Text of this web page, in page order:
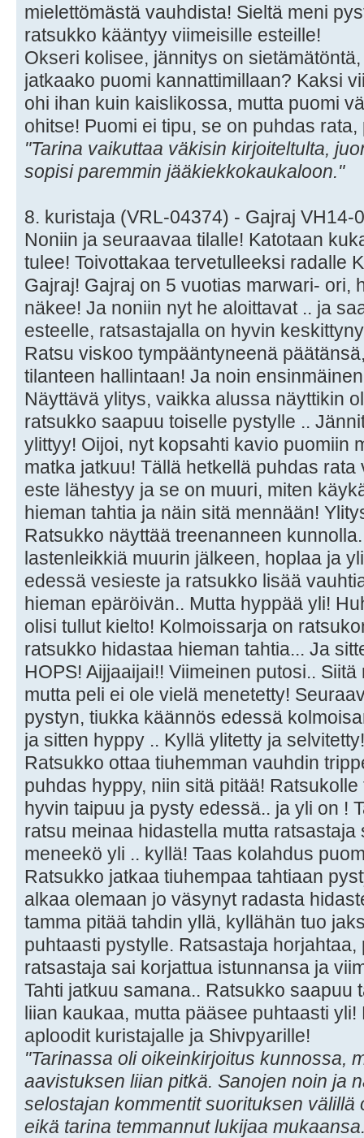
mielettömästä vauhdista! Sieltä meni
ratsukko kääntyy viimeisille esteille!
Okseri kolisee, jännitys on
jatkaako puomi kannattimillaan? Kaksi
ohi ihan kuin kaislikossa, mutta puomi
ohitse! Puomi ei tipu, se on puhdas
"Tarina vaikuttaa väkisin kirjoiteltulta,
sopisi paremmin jääkiekkokaukaloon."
8. kuristaja (VRL-04374) - Gajraj VH14-
Noniin ja seuraavaa tilalle! Katotaan
tulee! Toivottakaa tervetulleeksi radalle
Gajraj! Gajraj on 5 vuotias marwari- ori,
näkee! Ja noniin nyt he aloittavat .. ja
esteelle, ratsastajalla on hyvin
Ratsu viskoo tympääntyneenä
tilanteen hallintaan! Ja noin
Näyttävä ylitys, vaikka alussa näyttikin
ratsukko saapuu toiselle pystylle ..
ylittyy! Oijoi, nyt kopsahti kavio puomiin
matka jatkuu! Tällä hetkellä puhdas
este lähestyy ja se on muuri, miten
hieman tahtia ja näin sitä mennään!
Ratsukko näyttää treenanneen
lastenleikkiä muurin jälkeen, hoplaa ja
edessä vesieste ja ratsukko lisää
hieman epäröivän.. Mutta hyppää yli!
olisi tullut kielto! Kolmoissarja on
ratsukko hidastaa hieman tahtia... Ja
HOPS! Aijjaaijai!! Viimeinen putosi..
mutta peli ei ole vielä menetetty!
pystyn, tiukka käännös edessä
ja sitten hyppy .. Kyllä ylitetty ja
Ratsukko ottaa tiuhemman vauhdin
puhdas hyppy, niin sitä pitää!
hyvin taipuu ja pysty edessä.. ja yli on !
ratsu meinaa hidastella mutta
meneekö yli .. kyllä! Taas kolahdus
Ratsukko jatkaa tiuhempaa tahtiaan
alkaa olemaan jo väsynyt radasta
tamma pitää tahdin yllä, kyllähän tuo
puhtaasti pystylle. Ratsastaja
ratsastaja sai korjattua istunnansa ja
Tahti jatkuu samana.. Ratsukko saapuu
liian kaukaa, mutta pääsee puhtaasti
aploodit kuristajalle ja Shivpyarille!
"Tarinassa oli oikeinkirjoitus kunnossa,
aavistuksen liian pitkä. Sanojen noin ja
selostajan kommentit suorituksen välillä
eikä tarina temmannut lukijaa